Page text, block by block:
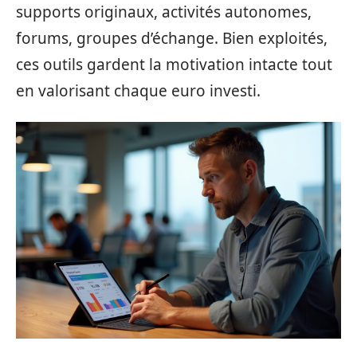
supports originaux, activités autonomes,
forums, groupes d’échange. Bien exploités,
ces outils gardent la motivation intacte tout
en valorisant chaque euro investi.